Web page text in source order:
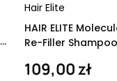
Hair Elite
HAIR ELITE
Re-Filler
109,00 zł